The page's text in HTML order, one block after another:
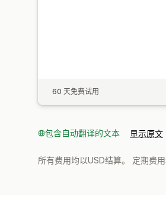
60 天免费试用
包含自动翻译的文本 显示原文
所有费用均以USD结算。 定期费